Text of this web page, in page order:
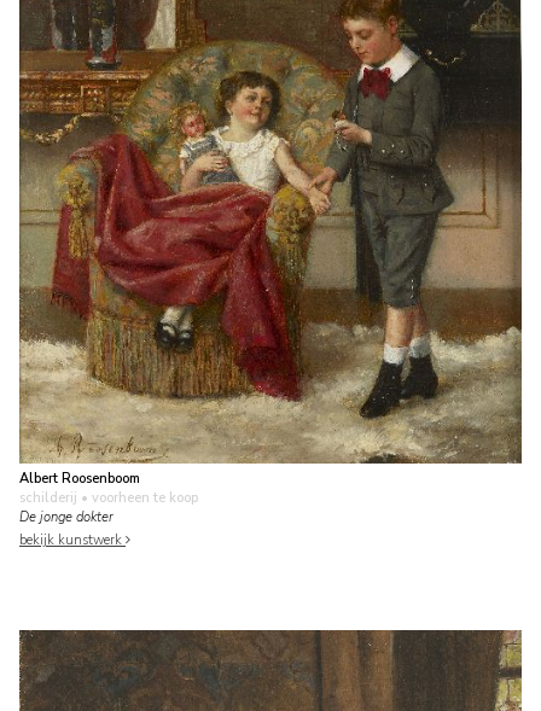
Albert Roosenboom
schilderij • voorheen te koop
De jonge dokter
bekijk kunstwerk